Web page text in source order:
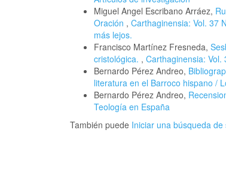
Miguel Angel Escribano Arráez,
Oración , Carthaginensia: Vol. 37
más lejos.
Francisco Martínez Fresneda,
cristológica. , Carthaginensia:
Bernardo Pérez Andreo,
literatura en el Barroco hispano /
Bernardo Pérez Andreo,
Teología en España
También puede Iniciar una búsqueda